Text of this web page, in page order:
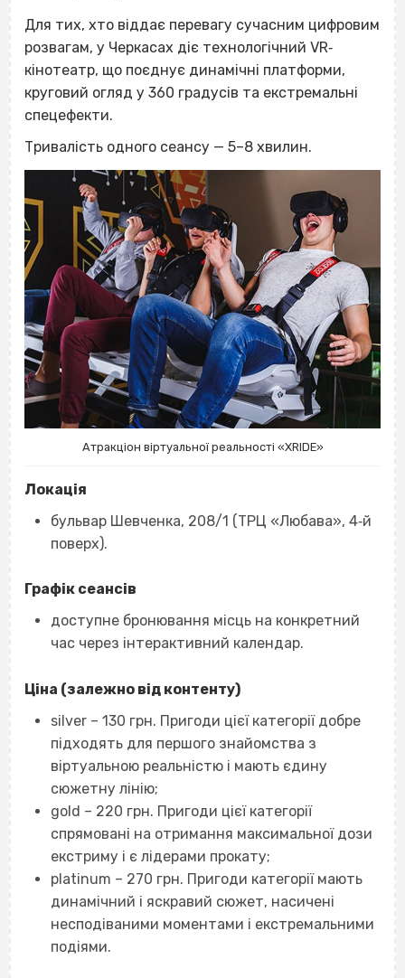
Для тих, хто віддає перевагу сучасним цифровим
розвагам, у Черкасах діє технологічний VR‐
кінотеатр, що поєднує динамічні платформи,
круговий огляд у 360 градусів та екстремальні
спецефекти.
Тривалість одного сеансу — 5–8 хвилин.
Атракціон віртуальної реальності «XRIDE»
Локація
бульвар Шевченка, 208/1 (ТРЦ «Любава», 4‐й
поверх).
Графік сеансів
доступне бронювання місць на конкретний
час через інтерактивний календар.
Ціна (залежно від контенту)
silver – 130 грн. Пригоди цієї категорії добре
підходять для першого знайомства з
віртуальною реальністю і мають єдину
сюжетну лінію;
gold – 220 грн. Пригоди цієї категорії
спрямовані на отримання максимальної дози
екстриму і є лідерами прокату;
platinum – 270 грн. Пригоди категорії мають
динамічний і яскравий сюжет, насичені
несподіваними моментами і екстремальними
подіями.